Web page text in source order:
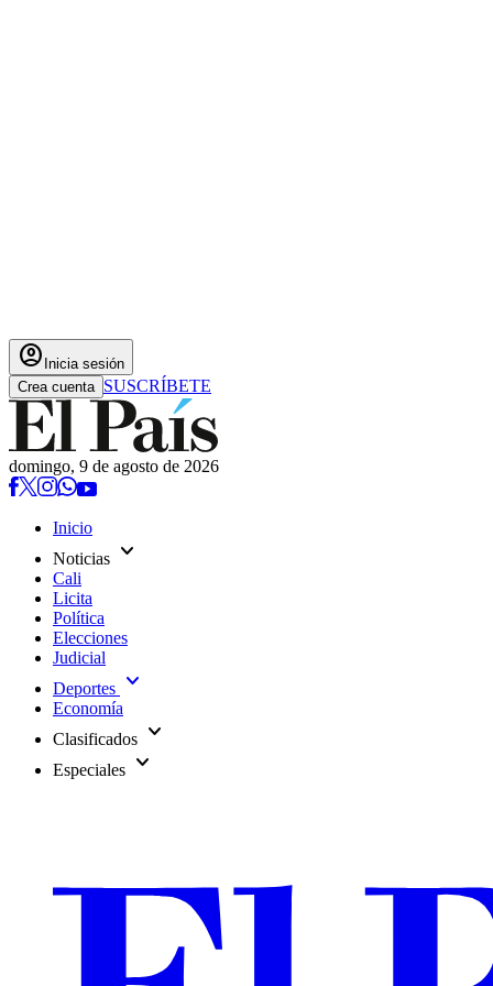
account_circle Inicia sesión
Crea cuenta SUSCRÍBETE
domingo, 9 de agosto de 2026
Inicio
Noticias expand_more
Cali
Licita
Política
Elecciones
Judicial
Deportes expand_more
Economía
Clasificados expand_more
Especiales expand_more